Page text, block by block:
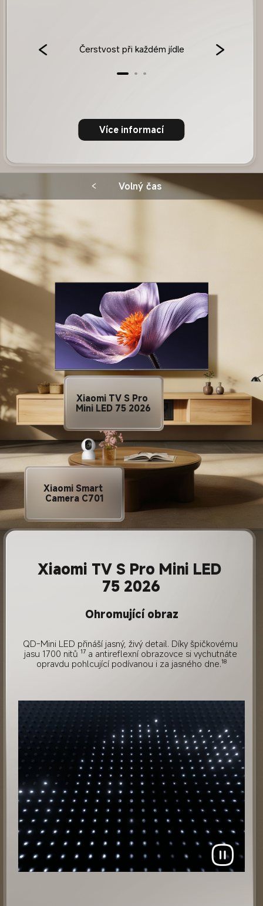
Čerstvost při každém jídle
Více informací
Volný čas
Xiaomi TV S Pro
Mini LED 75 2026
Xiaomi Smart
Camera C701
Xiaomi TV S Pro Mini LED
75 2026
Ohromující obraz
QD-Mini LED přináší jasný, živý detail. Díky špičkovému
jasu 1700 nitů ¹⁷ a antireflexní obrazovce si vychutnáte
opravdu pohlcující podívanou i za jasného dne.¹⁸